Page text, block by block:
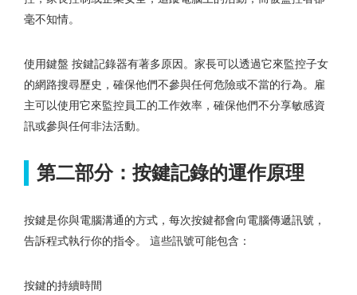
毫不知情。
使用鍵盤 按鍵記錄器有著多原因。家長可以透過它來監控子女
的網路搜尋歷史，確保他們不參與任何危險或不當的行為。雇
主可以使用它來監控員工的工作效率，確保他們不分享敏感資
訊或參與任何非法活動。
第二部分：按鍵記錄的運作原理
按鍵是你與電腦溝通的方式，每次按鍵都會向電腦傳遞訊號，
告訴程式執行你的指令。 這些訊號可能包含：
按鍵的持續時間